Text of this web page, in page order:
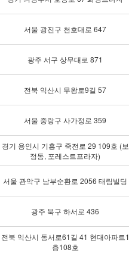
서울 광진구 천호대로 647
광주 서구 상무대로 871
전북 익산시 무왕로9길 57
서울 중랑구 사가정로 359
경기 용인시 기흥구 죽전로 29 109호 (보
정동, 포레스트프라자)
서울 관악구 남부순환로 2056 태림빌딩
광주 북구 하서로 436
전북 익산시 동서로61길 41 현대아파트1
층108호